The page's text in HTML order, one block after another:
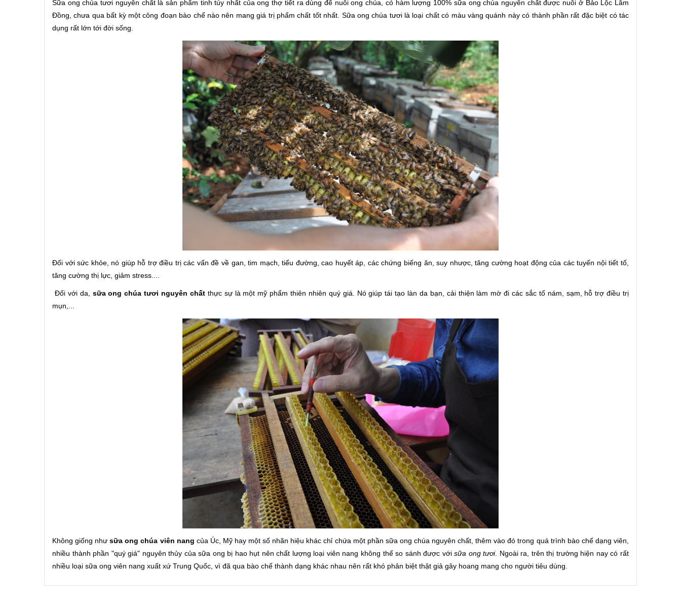
Sữa ong chúa tươi nguyên chất là sản phẩm tinh túy nhất của ong thợ tiết ra dùng để nuôi ong chúa, có hàm lượng 100% sữa ong chúa nguyên chất được nuôi ở Bảo Lộc Lâm
Đồng, chưa qua bất kỳ một công đoạn bào chế nào nên mang giá trị phẩm chất tốt nhất. Sữa ong chúa tươi là loại chất có màu vàng quánh này có thành phần rất đặc biệt có tác
dụng rất lớn tới đời sống.
Đối với sức khỏe, nó giúp hỗ trợ điều trị các vấn đề về gan, tim mạch, tiểu đường, cao huyết áp, các chứng biếng ăn, suy nhược, tăng cường hoạt động của các tuyến nội tiết tố,
tăng cường thị lực, giảm stress....
Đối với da, sữa ong chúa tươi nguyên chấtthực sự là một mỹ phẩm thiên nhiên quý giá. Nó giúp tái tạo làn da bạn, cải thiện làm mờ đi các sắc tố nám, sạm, hỗ trợ điều trị
mụn,...
Không giống nhưsữa ong chúa viên nang của Úc, Mỹ hay một số nhãn hiệu khác chỉ chứa một phần sữa ong chúa nguyên chất, thêm vào đó trong quá trình bào chế dạng viên,
nhiều thành phần "quý giá" nguyên thủy của sữa ong bị hao hụt nên chất lượng loại viên nang không thể so sánh được vớisữa ong tươi. Ngoài ra, trên thị trường hiện nay có rất
nhiều loại sữa ong viên nang xuất xứ Trung Quốc, vì đã qua bào chế thành dạng khác nhau nên rất khó phân biệt thật giả gây hoang mang cho người tiêu dùng.